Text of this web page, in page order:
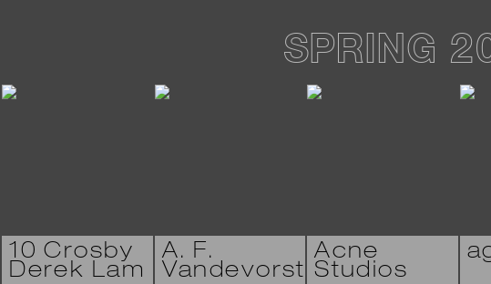
10 Crosby
Derek Lam
A. F.
Vandevorst
Acne
Studios
SPRING